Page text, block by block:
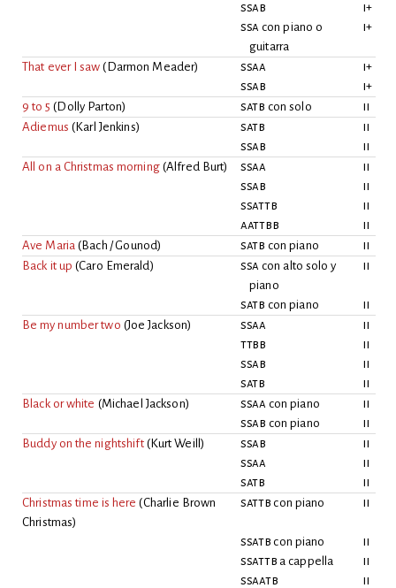
ssab i+
ssa con piano o
guitarra
i+
That ever I saw ( Darmon Meader) ssaa i+
ssab i+
9 to 5 ( Dolly Parton) satb con solo
ii
Adiemus ( Karl Jenkins) satb
ii
ssab
ii
All on a Christmas morning(Alfred Burt) ssaa
ii
ssab
ii
ssattb
ii
aattbb
ii
Ave Maria ( Bach / Gounod) satb con piano
ii
Back it up (Caro Emerald) ssa con alto solo y
piano
ii
satb con piano
ii
Be my number two (Joe Jackson) ssaa
ii
ttbb
ii
ssab
ii
satb
ii
Black or white (Michael Jackson) ssaa con piano
ii
ssab con piano
ii
Buddy on the nightshift(Kurt Weill) ssab
ii
ssaa
ii
satb
ii
Christmas time is here (Charlie Brown
Christmas)
sattb con piano ii
ssatb con piano
ii
ssattb a cappella
ii
ssaatb
ii